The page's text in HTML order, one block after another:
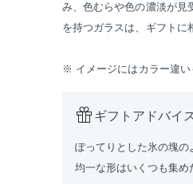
み、色むらや色の濃淡が見
を持つガラスは、ギフトに
※ イメージにはカラー違い
ギフトアドバイス
ぽってりとした氷の塊
均一な形はいくつも集め